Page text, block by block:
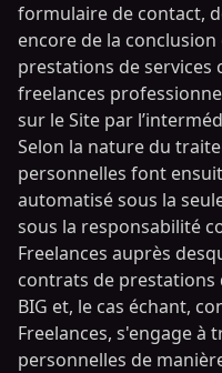
formulaire de contact,
encore de la
prestations de services
freelances
sur le Site par
Selon la nature du
personnelles font
automatisé sous la
sous la responsabilité
Freelances auprès
contrats de prestations
BIG et, le cas échant,
Freelances, s'engage à
personnelles de